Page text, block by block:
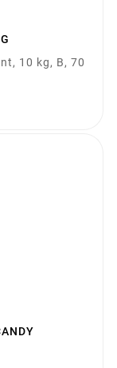
10 kg, B, 70